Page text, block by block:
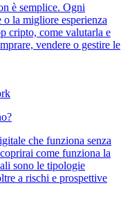
è semplice. Ogni
la migliore esperienza
cripto, come valutarla e
vendere o gestire le
che funziona senza
come funziona la
sono le tipologie
a rischi e prospettive